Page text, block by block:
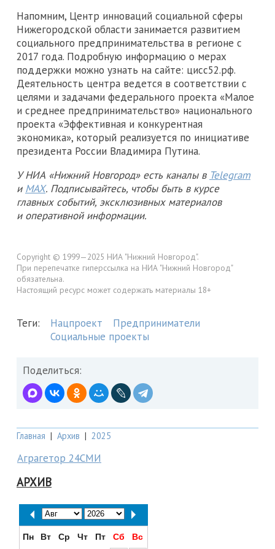
Напомним, Центр инноваций социальной сферы
Нижегородской области занимается развитием
социального предпринимательства в регионе с
2017 года. Подробную информацию о мерах
поддержки можно узнать на сайте: цисс52.рф.
Деятельность центра ведется в соответствии с
целями и задачами федерального проекта «Малое
и среднее предпринимательство» национального
проекта «Эффективная и конкурентная
экономика», который реализуется по инициативе
президента России Владимира Путина.
У НИА «Нижний Новгород» есть каналы в Telegram
и MAX. Подписывайтесь, чтобы быть в курсе
главных событий, эксклюзивных материалов
и оперативной информации.
Copyright © 1999—2025 НИА "Нижний Новгород".
При перепечатке гиперссылка на НИА "Нижний Новгород"
обязательна.
Настоящий ресурс может содержать материалы 18+
Теги: Нацпроект
Предприниматели
Социальные проекты
Поделиться:
Главная | Архив | 2025
Аграгетор 24СМИ
АРХИВ
Пн Вт Ср Чт Пт Сб
Вс